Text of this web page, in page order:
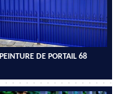
PEINTURE DE PORTAIL 68